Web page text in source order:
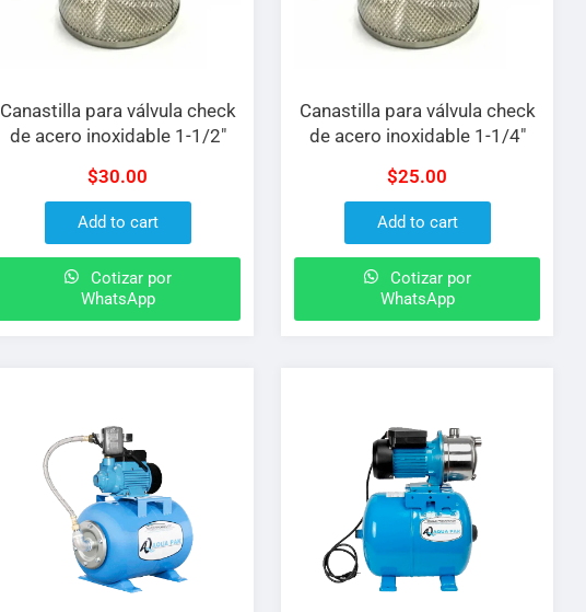
Canastilla para válvula check
de acero inoxidable 1-1/2″
$30.00
Add to cart
Cotizar por
WhatsApp
Canastilla para válvula check
de acero inoxidable 1-1/4″
$25.00
Add to cart
Cotizar por
WhatsApp